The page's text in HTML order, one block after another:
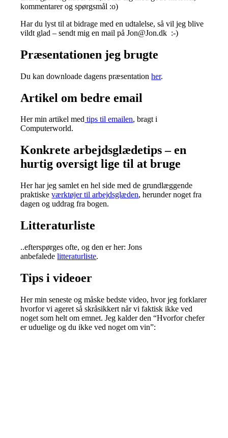
kommentarer og spørgsmål :o)
Har du lyst til at bidrage med en udtalelse, så vil jeg blive
vildt glad – sendt mig en mail på Jon@Jon.dk :-)
Præsentationen jeg brugte
Du kan downloade dagens præsentationher.
Artikel om bedre email
Her min artikel med tips til emailen, bragt i
Computerworld.
Konkrete arbejdsglædetips – en
hurtig oversigt lige til at bruge
Her har jeg samlet en hel side med de grundlæggende
praktiskeværktøjer til arbejdsglæden, herunder noget fra
dagen og uddrag fra bogen.
Litteraturliste
..efterspørges ofte, og den er her: Jons
anbefaledelitteraturliste.
Tips i videoer
Her min seneste og måske bedste video, hvor jeg forklarer
hvorfor vi ageret så skråsikkert når vi faktisk ikke ved
noget som helt om emnet. Jeg kalder den “Hvorfor chefer
er uduelige og du ikke ved noget om vin”: